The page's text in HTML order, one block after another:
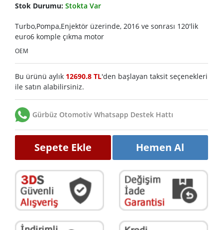
Stok Durumu: Stokta Var
Turbo,Pompa,Enjektör üzerinde, 2016 ve sonrası 120'lik
euro6 komple çıkma motor
OEM
Bu ürünü aylık 12690.8 TL'den başlayan taksit seçenekleri
ile satın alabilirsiniz.
Gürbüz Otomotiv Whatsapp Destek Hattı
Sepete Ekle Hemen Al